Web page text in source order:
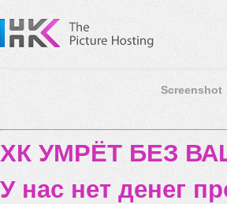
Screenshot
ХК УМРЁТ БЕЗ
У нас нет денег